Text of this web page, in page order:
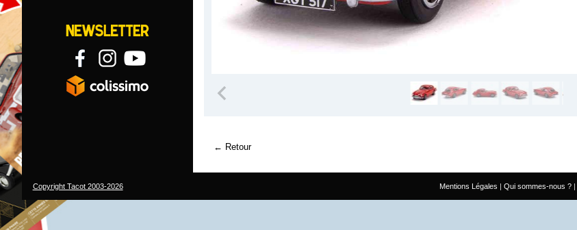
Retour
Mentions Légales Qui sommes-nous ?
Copyright Tacot 2003-2026